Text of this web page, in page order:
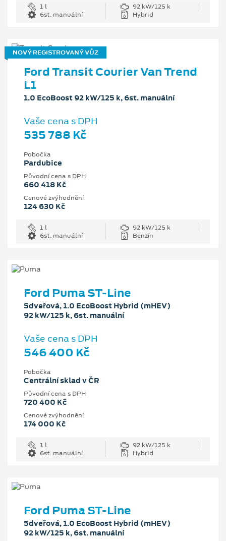
1 l
92 kW/125 k
6st. manuální
Hybrid
NOVÝ REGISTROVANÝ VŮZ
Ford Transit Courier Van Trend
L1
1.0 EcoBoost 92 kW/125 k, 6st. manuální
Vaše cena s DPH
535 788 Kč
Pobočka
Pardubice
Původní cena s DPH
660 418 Kč
Cenové zvýhodnění
124 630 Kč
1 l
92 kW/125 k
6st. manuální
Benzín
Ford Puma ST-Line
5dveřová, 1.0 EcoBoost Hybrid (mHEV)
92 kW/125 k, 6st. manuální
Vaše cena s DPH
546 400 Kč
Pobočka
Centrální sklad v ČR
Původní cena s DPH
720 400 Kč
Cenové zvýhodnění
174 000 Kč
1 l
92 kW/125 k
6st. manuální
Hybrid
Ford Puma ST-Line
5dveřová, 1.0 EcoBoost Hybrid (mHEV)
92 kW/125 k, 6st. manuální